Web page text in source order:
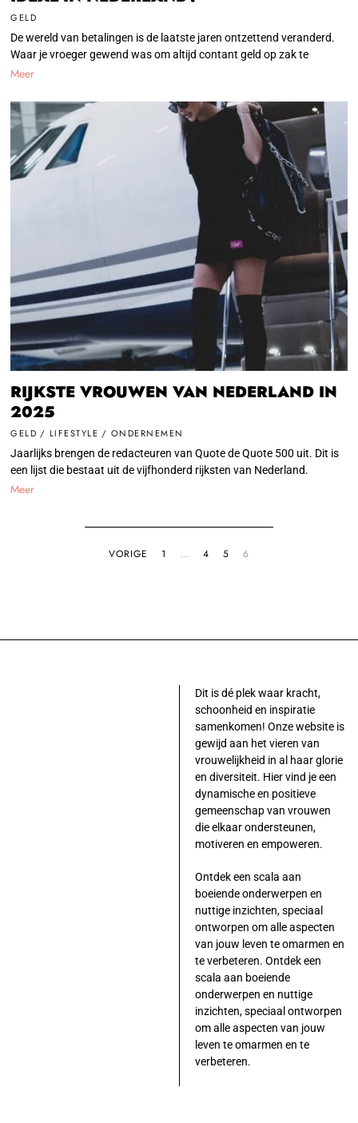
GELD
De wereld van betalingen is de laatste jaren ontzettend veranderd.
Waar je vroeger gewend was om altijd contant geld op zak te
Meer
RIJKSTE VROUWEN VAN NEDERLAND IN
2025
GELD / LIFESTYLE / ONDERNEMEN
Jaarlijks brengen de redacteuren van Quote de Quote 500 uit. Dit is
een lijst die bestaat uit de vijfhonderd rijksten van Nederland.
Meer
VORIGE 1 … 4 5 6
Dit is dé plek waar kracht,
schoonheid en inspiratie
samenkomen! Onze website is
gewijd aan het vieren van
vrouwelijkheid in al haar glorie
en diversiteit. Hier vind je een
dynamische en positieve
gemeenschap van vrouwen
die elkaar ondersteunen,
motiveren en empoweren.
Ontdek een scala aan
boeiende onderwerpen en
nuttige inzichten, speciaal
ontworpen om alle aspecten
van jouw leven te omarmen en
te verbeteren. Ontdek een
scala aan boeiende
onderwerpen en nuttige
inzichten, speciaal ontworpen
om alle aspecten van jouw
leven te omarmen en te
verbeteren.